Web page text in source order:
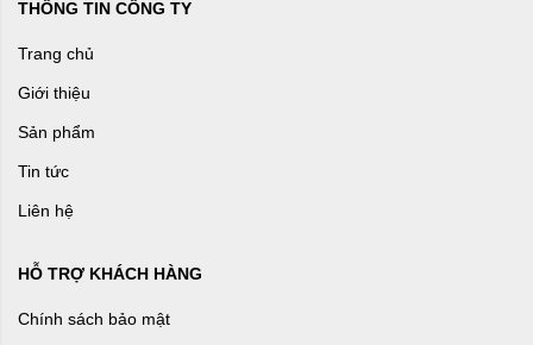
THÔNG TIN CÔNG TY
Trang chủ
Giới thiệu
Sản phẩm
Tin tức
Liên hệ
HỖ TRỢ KHÁCH HÀNG
Chính sách bảo mật